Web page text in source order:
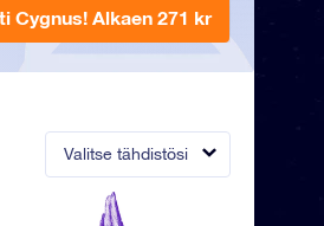
Valitse tähdistösi
Cygnus! Alkaen 271 kr